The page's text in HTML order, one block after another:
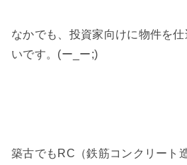
なかでも、投資家向けに物件を
いです。(ー_ー;)
築古でもRC（鉄筋コンクリート